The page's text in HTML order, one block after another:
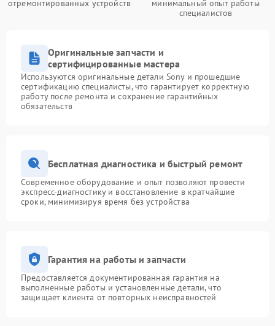
отремонтированных устройств
минимальный опыт работы
специалистов
Оригинальные запчасти и
сертифицированные мастера
Используются оригинальные детали Sony и прошедшие
сертификацию специалисты, что гарантирует корректную
работу после ремонта и сохранение гарантийных
обязательств
Бесплатная диагностика и быстрый ремонт
Современное оборудование и опыт позволяют провести
экспресс-диагностику и восстановление в кратчайшие
сроки, минимизируя время без устройства
Гарантия на работы и запчасти
Предоставляется документированная гарантия на
выполненные работы и установленные детали, что
защищает клиента от повторных неисправностей